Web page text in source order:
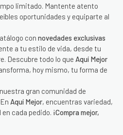
limitado. Mantente atento
oportunidades y equiparte al
con novedades exclusivas
a tu estilo de vida, desde tu
Descubre todo lo que Aquí Mejor
hoy mismo, tu forma de
gran comunidad de
Aquí Mejor, encuentras variedad,
cada pedido. ¡Compra mejor,